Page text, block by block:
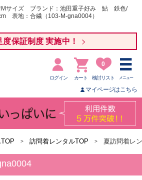
Mサイズ ブランド：池田重子好み 鮎 鉄色/
表地：合繊（103-M-gna0004）
度保証制度 実施中！
ログイン カート
0
検討リスト メニュー
マイページはこちら
訪問着レンタルTOP 夏訪問着レ